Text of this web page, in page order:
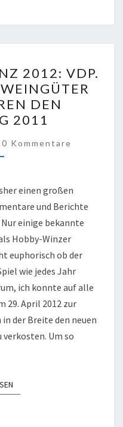
2012: VDP.
DEN
2011
Kommentare
0 Kommentare
einen großen
und Berichte
einige bekannte
Hobby-Winzer
euphorisch ob der
wie jedes Jahr
ich konnte auf alle
29. April 2012 zur
der Breite den neuen
verkosten. Um so
WEITERLESEN